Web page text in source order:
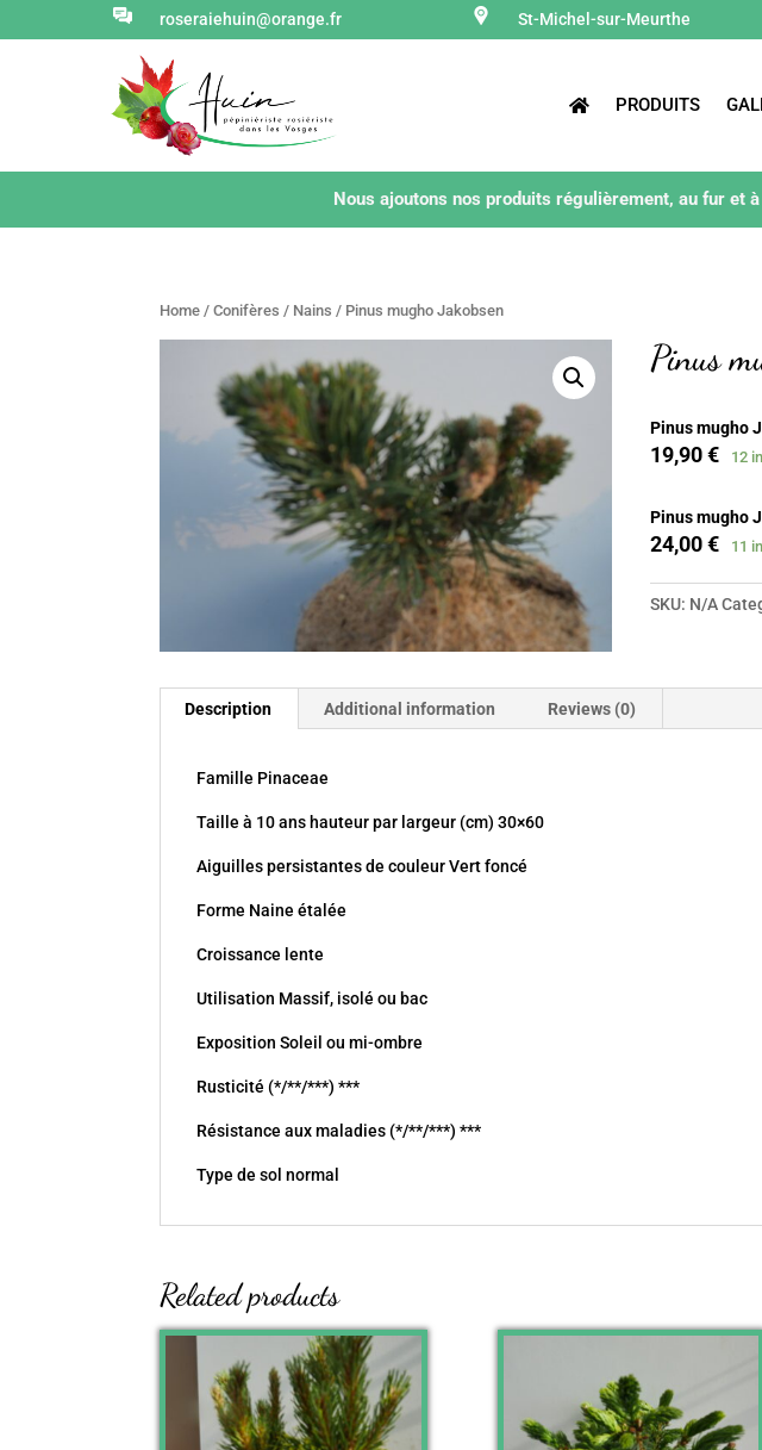
roseraiehuin@orange.fr St-Michel-sur-Meurthe
PRODUITS
Nous ajoutons nos produits régulièrement, au fur et
Home /Conifères / Nains / Pinus mugho Jakobsen
Pinus
Pinus mugho
19,90€ 12
Pinus mugho
24,00€ 11
SKU: N/A
Description Additional information Reviews (0)
Famille Pinaceae
Taille à 10 ans hauteur par largeur (cm) 30×60
Aiguilles persistantes de couleur Vert foncé
Forme Naine étalée
Croissance lente
Utilisation Massif, isolé ou bac
Exposition Soleil ou mi-ombre
Rusticité (*/**/***) ***
Résistance aux maladies (*/**/***) ***
Type de sol normal
Related products